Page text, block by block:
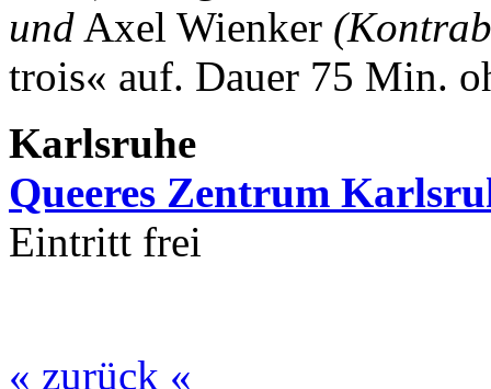
und Axel Wienker
trois« auf. Dauer 75 Min.
Karlsruhe
Queeres Zentrum
Eintritt frei
« zurück «